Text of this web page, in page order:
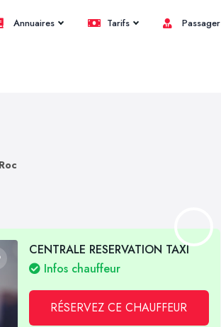
Annuaires Tarifs Passager
CENTRALE RESERVATION TAXI
Infos chauffeur
RÉSERVEZ CE CHAUFFEUR